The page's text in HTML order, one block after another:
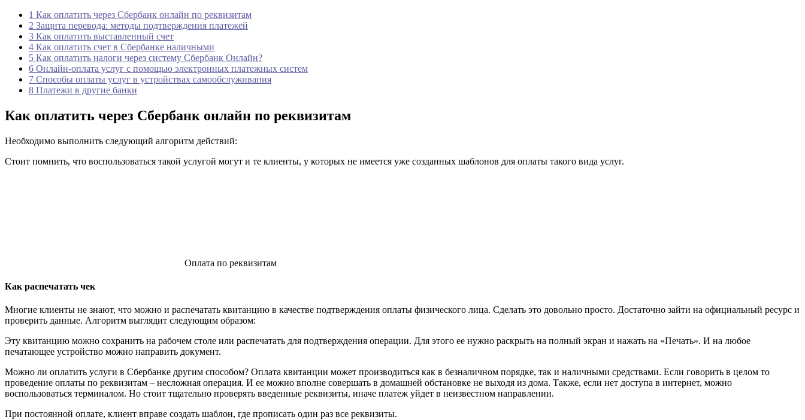
1 Как оплатить через Сбербанк онлайн по реквизитам
2 Защита перевода: методы подтверждения платежей
3 Как оплатить выставленный счет
4 Как оплатить счет в Сбербанке наличными
5 Как оплатить налоги через систему Сбербанк Онлайн?
6 Онлайн-оплата услуг с помощью электронных платежных систем
7 Способы оплаты услуг в устройствах самообслуживания
8 Платежи в другие банки
Как оплатить через Сбербанк онлайн по реквизитам
Необходимо выполнить следующий алгоритм действий:
Стоит помнить, что воспользоваться такой услугой могут и те клиенты, у которых не имеется уже созданных шаблонов для оплаты такого вида услуг.
Оплата по реквизитам
Как распечатать чек
Многие клиенты не знают, что можно и распечатать квитанцию в качестве подтверждения оплаты физического лица. Сделать это довольно просто. Достаточно зайти на официальный ресурс и
проверить данные. Алгоритм выглядит следующим образом:
Эту квитанцию можно сохранить на рабочем столе или распечатать для подтверждения операции. Для этого ее нужно раскрыть на полный экран и нажать на «Печать». И на любое
печатающее устройство можно направить документ.
Можно ли оплатить услуги в Сбербанке другим способом? Оплата квитанции может производиться как в безналичном порядке, так и наличными средствами. Если говорить в целом то
проведение оплаты по реквизитам – несложная операция. И ее можно вполне совершать в домашней обстановке не выходя из дома. Также, если нет доступа в интернет, можно
воспользоваться терминалом. Но стоит тщательно проверять введенные реквизиты, иначе платеж уйдет в неизвестном направлении.
При постоянной оплате, клиент вправе создать шаблон, где прописать один раз все реквизиты.